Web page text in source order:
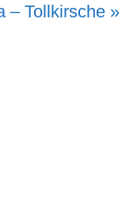
– Tollkirsche »